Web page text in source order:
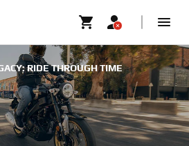
RIDE THROUGH TIME